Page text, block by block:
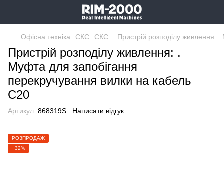
Офісна техніка СКС СКС . Пристрій розподілу живлення:
Пристрій розподілу живлення: .
Муфта для запобігання
перекручування вилки на кабель
C20
Артикул: 868319S Написати відгук
РОЗПРОДАЖ
−32%